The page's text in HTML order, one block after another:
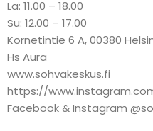
La: 11.00 – 18.00
Su: 12.00 – 17.00
Kornetintie 6 A, 00380
Hs Aura
www.sohvakeskus.fi
https://
Facebook & Instagram